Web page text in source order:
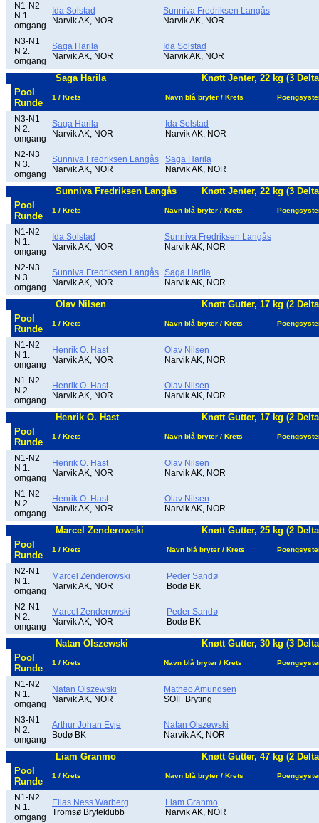
N1-N2
N 1.
omgang
Ida Solstad
Narvik AK, NOR
Sunniva Fredriksen Langås
Narvik AK, NOR
N3-N1
N 2.
omgang
Saga Harila
Narvik AK, NOR
Ida Solstad
Narvik AK, NOR
Saga Harila
Knøtt Jenter, 22 kg (3
Pool
Runde
1 / Krets Navn blå bryter / Krets
N3-N1
N 2.
omgang
Saga Harila
Narvik AK, NOR
Ida Solstad
Narvik AK, NOR
N2-N3
N 3.
omgang
Sunniva Fredriksen Langås
Narvik AK, NOR
Saga Harila
Narvik AK, NOR
Sunniva Fredriksen Langås
Knøtt Jenter, 22 kg (3
Pool
Runde
1 / Krets Navn blå bryter / Krets
N1-N2
N 1.
omgang
Ida Solstad
Narvik AK, NOR
Sunniva Fredriksen Langås
Narvik AK, NOR
N2-N3
N 3.
omgang
Sunniva Fredriksen Langås
Narvik AK, NOR
Saga Harila
Narvik AK, NOR
Olav Nilsen
Knøtt Gutter, 17 kg (2
Pool
Runde
1 / Krets Navn blå bryter / Krets
N1-N2
N 1.
omgang
Henrik O. Hast
Narvik AK, NOR
Olav Nilsen
Narvik AK, NOR
N1-N2
N 2.
omgang
Henrik O. Hast
Narvik AK, NOR
Olav Nilsen
Narvik AK, NOR
Henrik O. Hast
Knøtt Gutter, 17 kg (2
Pool
Runde
1 / Krets Navn blå bryter / Krets
N1-N2
N 1.
omgang
Henrik O. Hast
Narvik AK, NOR
Olav Nilsen
Narvik AK, NOR
N1-N2
N 2.
omgang
Henrik O. Hast
Narvik AK, NOR
Olav Nilsen
Narvik AK, NOR
Marcel Zenderowski
Knøtt Gutter, 25 kg (2
Pool
Runde
1 / Krets Navn blå bryter / Krets
N2-N1
N 1.
omgang
Marcel Zenderowski
Narvik AK, NOR
Peder Sandø
Bodø BK
N2-N1
N 2.
omgang
Marcel Zenderowski
Narvik AK, NOR
Peder Sandø
Bodø BK
Natan Olszewski
Knøtt Gutter, 30 kg (3
Pool
Runde
1 / Krets Navn blå bryter / Krets
N1-N2
N 1.
omgang
Natan Olszewski
Narvik AK, NOR
Matheo Amundsen
SOIF Bryting
N3-N1
N 2.
omgang
Arthur Johan Evje
Bodø BK
Natan Olszewski
Narvik AK, NOR
Liam Granmo
Knøtt Gutter, 47 kg (2
Pool
Runde
1 / Krets Navn blå bryter / Krets
N1-N2
N 1.
omgang
Elias Ness Warberg
Tromsø Bryteklubb
Liam Granmo
Narvik AK, NOR